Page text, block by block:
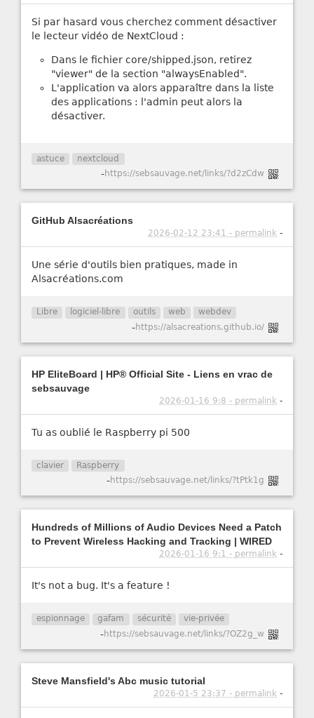
Si par hasard vous cherchez comment désactiver
le lecteur vidéo de NextCloud :
Dans le fichier core/shipped.json, retirez
"viewer" de la section "alwaysEnabled".
L'application va alors apparaître dans la liste
des applications : l'admin peut alors la
désactiver.
astuce nextcloud
-https://sebsauvage.net/links/?d2zCdw
GitHub Alsacréations
2026-02-12 23:41 - permalink -
Une série d'outils bien pratiques, made in
Alsacréations.com
Libre logiciel-libre outils web webdev
-https://alsacreations.github.io/
HP EliteBoard | HP® Official Site - Liens en vrac de
sebsauvage
2026-01-16 9:8 - permalink -
Tu as oublié le Raspberry pi 500
clavier Raspberry
-https://sebsauvage.net/links/?tPtk1g
Hundreds of Millions of Audio Devices Need a Patch
to Prevent Wireless Hacking and Tracking | WIRED
2026-01-16 9:1 - permalink -
It's not a bug. It's a feature !
espionnage gafam sécurité vie-privée
-https://sebsauvage.net/links/?OZ2g_w
Steve Mansfield's Abc music tutorial
2026-01-5 23:37 - permalink -